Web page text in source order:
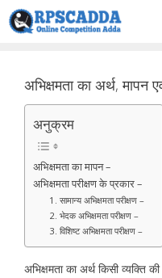
Skip
to
अभिक्षमता का अर्थ, मापन
अनुक्रम
अभिक्षमता का मापन –
अभिक्षमता परीक्षण के प्रकार –
1. सामान्य अभिक्षमता परीक्षण –
2. भेदक अभिक्षमता परीक्षण –
3. विशिष्ट अभिक्षमता परीक्षण –
अभिक्षमता का अर्थ किसी व्यक्ति